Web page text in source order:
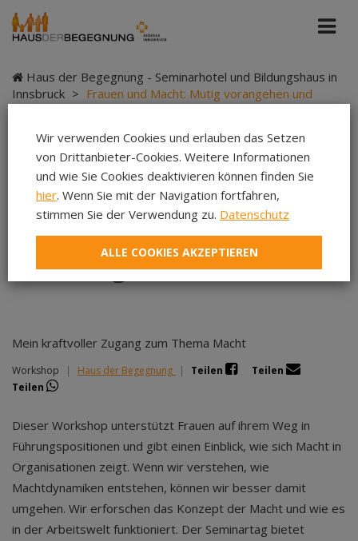
Haus der Begegnung - Seminarhotel und Bildungshaus in
Innsbruck > Frauen und Macht: Mutig vorangehen und
Frauen und Macht:
Mutig vorangehen und
gestalten
Mein kraftvoller Zugang zum Thema Macht
Workshop | Haus der Begegnung | Teilen
Teilen
Teilen
Dieser Workshop unterstützt Frauen auf ihrem Weg in
Führungspositionen und gibt einen Einblick, wie sich Macht in
Organisationen zeigt. Wenn wir verstehen, wie
Machtdynamiken entstehen, können wir besser damit
umgehen. Wir erforschen das Konzept der Macht und wie es
in der Arbeitswelt funktioniert. Der Seminartag bietet
Wir verwenden Cookies und erlauben das Setzen
von Drittanbieter-Cookies. Weitere Informationen
und wie Sie Cookies deaktivieren können finden Sie
hier. Wenn Sie mit der Navigation fortfahren,
stimmen Sie der Verwendung zu. Datenschutz
ALLE COOKIES AKZEPTIEREN